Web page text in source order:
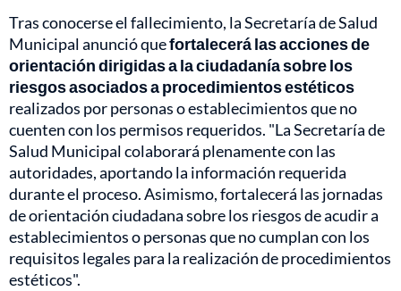
Tras conocerse el fallecimiento, la Secretaría de Salud
Municipal anunció quefortalecerá las acciones de
orientación dirigidas a la ciudadanía sobre los
riesgos asociados a procedimientos estéticos
realizados por personas o establecimientos que no
cuenten con los permisos requeridos. "La Secretaría de
Salud Municipal colaborará plenamente con las
autoridades, aportando la información requerida
durante el proceso. Asimismo, fortalecerá las jornadas
de orientación ciudadana sobre los riesgos de acudir a
establecimientos o personas que no cumplan con los
requisitos legales para la realización de procedimientos
estéticos".